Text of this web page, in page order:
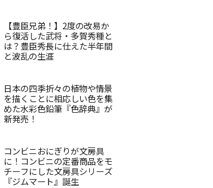
【豊臣兄弟！】2度の改易か
ら復活した武将・多賀秀種と
は？豊臣秀長に仕えた半年間
と波乱の生涯
日本の四季折々の植物や情景
を描くことに相応しい色を集
めた水彩色鉛筆『色辞典』が
新発売！
コンビニおにぎりが文房具
に！コンビニの定番商品をモ
チーフにした文房具シリーズ
『ジムマート』誕生